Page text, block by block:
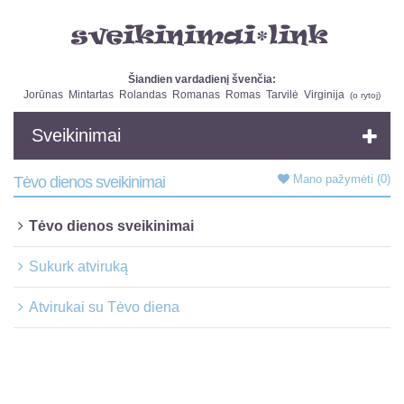
Šiandien vardadienį švenčia:
Jorūnas Mintartas Rolandas Romanas Romas Tarvilė Virginija (o rytoj)
Sveikinimai
Mano pažymėti (0)
Tėvo dienos sveikinimai
Tėvo dienos sveikinimai
Sukurk atviruką
Atvirukai su Tėvo diena